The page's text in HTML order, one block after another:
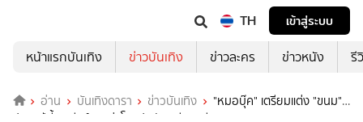
TH
เข้าสู่ระบบ
หน้าแรกบันเทิง
ข่าวบันเทิง ข่าวละคร ข่าวหนัง รี
อ่าน บันเทิงดารา ข่าวบันเทิง
"หมอบุ๊ค" เตรียมแต่ง "ขนม"